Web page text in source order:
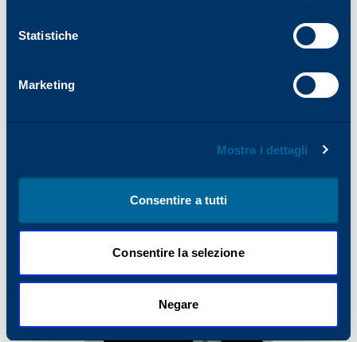
Statistiche
Marketing
Mostra i dettagli
Consentire a tutti
Consentire la selezione
Negare
empatia. Nel servizio clienti, osserva, la
comunicazione e la fiducia sono fondamentali.
Quando le donne si sostengono a vicenda e
ricevono opportunità significative, l'intera